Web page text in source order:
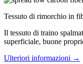
Tessuto di rimorchio in
Il tessuto di traino
superficiale, buone
Ulteriori informazioni →